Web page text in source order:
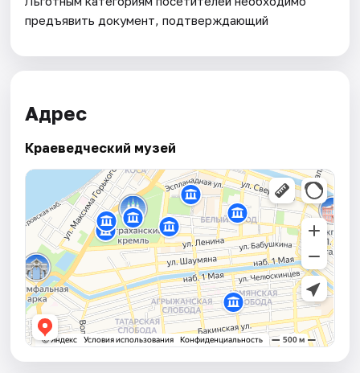
предъявить документ, подтверждающий
Адрес
Краеведческий музей